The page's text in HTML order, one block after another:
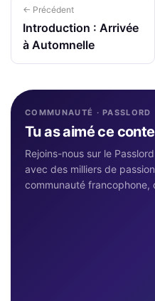
← Précédent
Introduction : Arrivée
à Automnelle
COMMUNAUTÉ · PASSLORD
Tu as aimé ce
Rejoins-nous sur le
avec des milliers de
communauté francophone,